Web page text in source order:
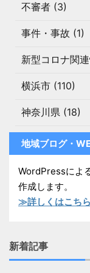
不審者 (3)
事件・事故 (1)
新型コロナ関
横浜市 (110)
神奈川県 (18)
地域ブログ・
WordPressによ
作成します。
≫詳しくはこちら
新着記事